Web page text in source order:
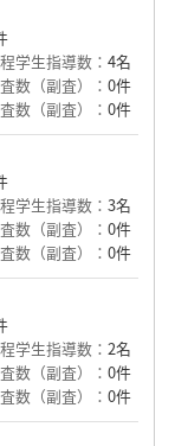
学生指導数： 4名
数（副査）： 0件
数（副査）： 0件
学生指導数： 3名
数（副査）： 0件
数（副査）： 0件
学生指導数： 2名
数（副査）： 0件
数（副査）： 0件